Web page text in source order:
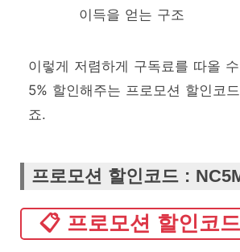
이득을 얻는 구조
이렇게 저렴하게 구독료를 따올
5% 할인해주는 프로모션 할인코
죠.
프로모션 할인코드 :
📋 프로모션 할인코